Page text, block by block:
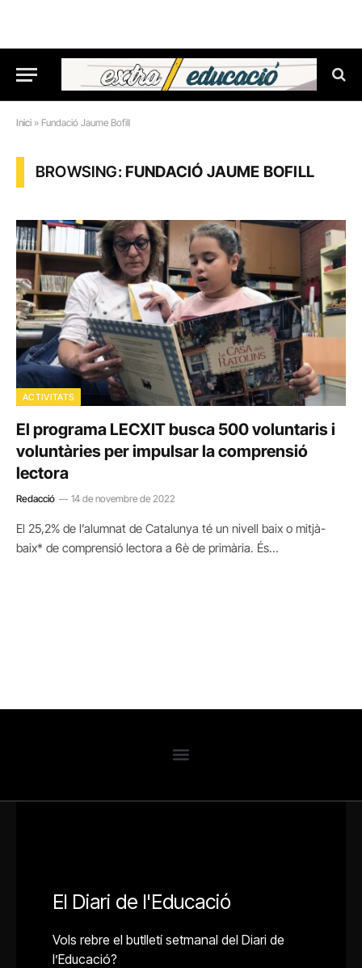
Inici » Fundació Jaume Bofill
BROWSING:FUNDACIÓ JAUME BOFILL
ACTIVITATS
El programa LECXIT busca 500 voluntaris i
voluntàries per impulsar la comprensió
lectora
Redacció 14 de novembre de 2022
El 25,2% de l’alumnat de Catalunya té un nivell baix o mitjà-
baix* de comprensió lectora a 6è de primària. És…